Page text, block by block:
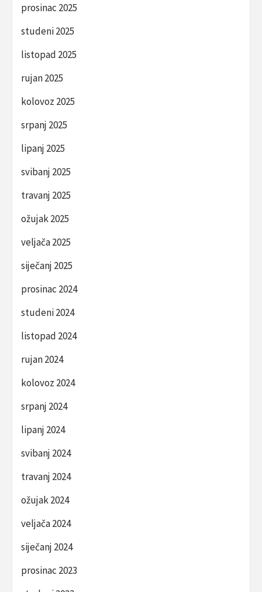
prosinac 2025
studeni 2025
listopad 2025
rujan 2025
kolovoz 2025
srpanj 2025
lipanj 2025
svibanj 2025
travanj 2025
ožujak 2025
veljača 2025
siječanj 2025
prosinac 2024
studeni 2024
listopad 2024
rujan 2024
kolovoz 2024
srpanj 2024
lipanj 2024
svibanj 2024
travanj 2024
ožujak 2024
veljača 2024
siječanj 2024
prosinac 2023